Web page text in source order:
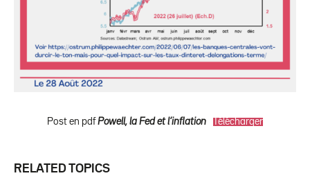
Post en pdfPowell, la Fed et l’inflation Télécharger
RELATED TOPICS